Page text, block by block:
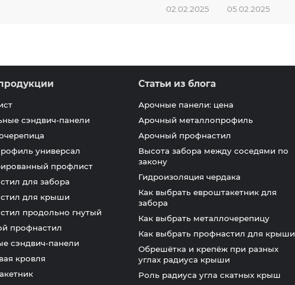
02.02.2025 05.02.2025
сэндвич-панели
универсал
профлист
для забора
для крыши
продольно гнутый
профнастил
сэндвич-панели
кровля
Статьи из блога
Арочные панели: цена
Арочный металлопрофиль
Арочный профнастил
Высота забора между соседями по
закону
Гидроизоляция чердака
Как выбрать евроштакетник для
забора
Как выбрать металлочерепицу
Как выбрать профнастил для крыши
Обрешётка и крепёж при разных
углах радиуса крыши
Роль радиуса угла скатных крыш